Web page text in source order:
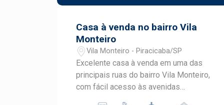
anos no mercado imobiliário de
Casa à venda no bairro Vila
Monteiro
Vila Monteiro - Piracicaba/SP
Excelente casa à venda em uma das
principais ruas do bairro Vila Monteiro,
com fácil acesso às avenidas